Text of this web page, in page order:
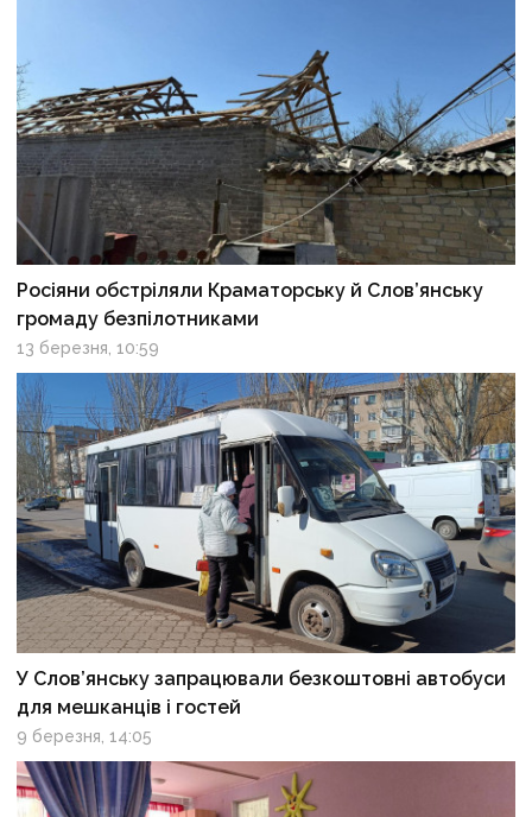
Росіяни обстріляли Краматорську й Слов’янську
громаду безпілотниками
13 березня, 10:59
У Слов’янську запрацювали безкоштовні автобуси
для мешканців і гостей
9 березня, 14:05